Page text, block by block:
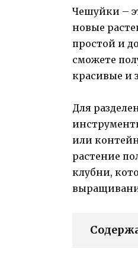
Чешуйки –
новые
простой и
сможете
красивые и
Для
или
растение
клубни,